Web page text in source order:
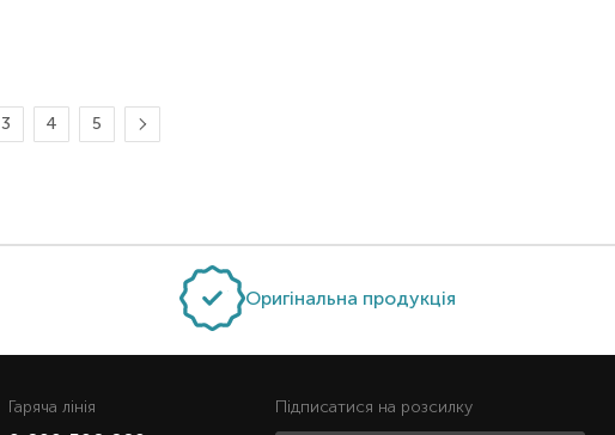
3 4 5
Оригінальна продукція
Гаряча лiнiя Підписатися на розсилку